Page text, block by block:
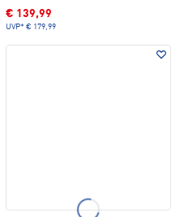
€ 139,99
UVP* € 179,99